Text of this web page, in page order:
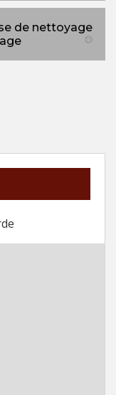
de nettoyage